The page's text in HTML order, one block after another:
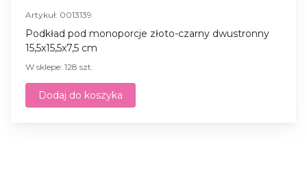
Artykuł: 0013139
Podkład pod monoporcje złoto-czarny dwustronny
15,5x15,5x7,5 cm
W sklepe: 128 szt.
Dodaj do koszyka